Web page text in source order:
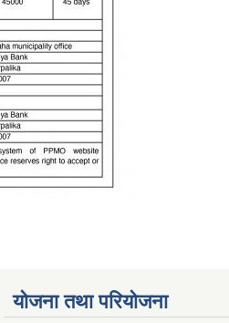
योजना तथा परियोजना